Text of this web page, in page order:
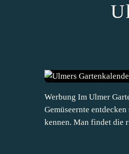
Werbung Im Ulmer
Gemüseernte
kennen. Man findet die